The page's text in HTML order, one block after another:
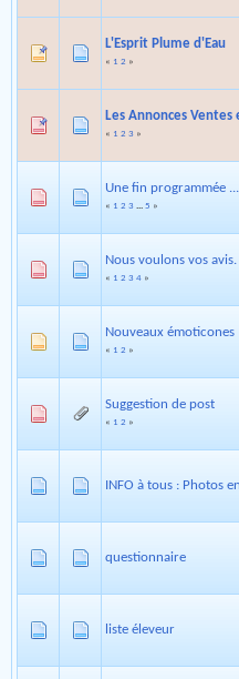
L'Esprit Plume d'Eau
« 1 2 »
Les Annonces Ventes
« 1 2 3 »
Une fin programmée
« 1 2 3 ... 5 »
Nous voulons vos avis.
« 1 2 3 4 »
Nouveaux émoticones
« 1 2 »
Suggestion de post
« 1 2 »
INFO à tous : Photos
questionnaire
liste éleveur